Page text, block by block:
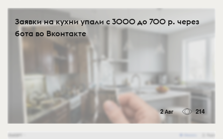
Заявки на кухни упали с 3000 до 700 р. через
бота во Вконтакте
2 Авг 214